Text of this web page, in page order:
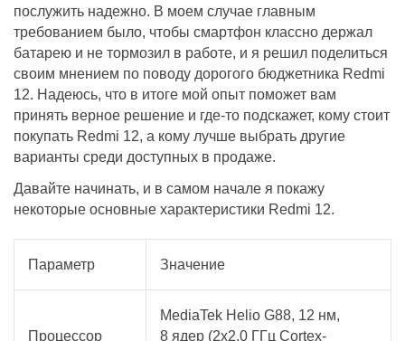
послужить надежно. В моем случае главным
требованием было, чтобы смартфон классно держал
батарею и не тормозил в работе, и я решил поделиться
своим мнением по поводу дорогого бюджетника Redmi
12. Надеюсь, что в итоге мой опыт поможет вам
принять верное решение и где-то подскажет, кому стоит
покупать Redmi 12, а кому лучше выбрать другие
варианты среди доступных в продаже.
Давайте начинать, и в самом начале я покажу
некоторые основные характеристики Redmi 12.
Параметр Значение
Процессор
MediaTek Helio G88, 12 нм,
8 ядер (2x2.0 ГГц Cortex-